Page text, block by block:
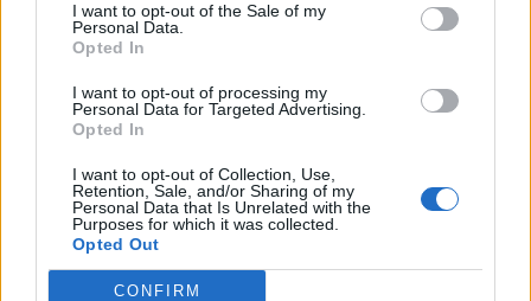
I want to opt-out of the Sale of my
Personal Data.
Opted In
I want to opt-out of processing my
Personal Data for Targeted Advertising.
Opted In
I want to opt-out of Collection, Use,
Retention, Sale, and/or Sharing of my
Personal Data that Is Unrelated with the
Purposes for which it was collected.
Opted Out
CONFIRM